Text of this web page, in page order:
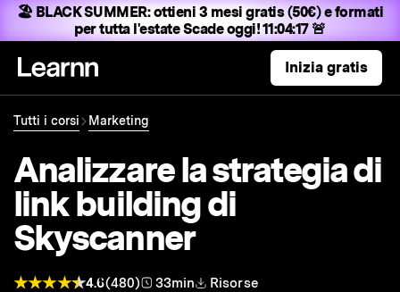
🏖️ BLACK SUMMER:ottieni 3 mesi gratis (50€) e formati
per tutta l'estateScade oggi! 11:04:16 🚨
Inizia gratis
Tutti i corsi Marketing
Analizzare la strategia di
link building di
Skyscanner
4.6(480) 33min Risorse